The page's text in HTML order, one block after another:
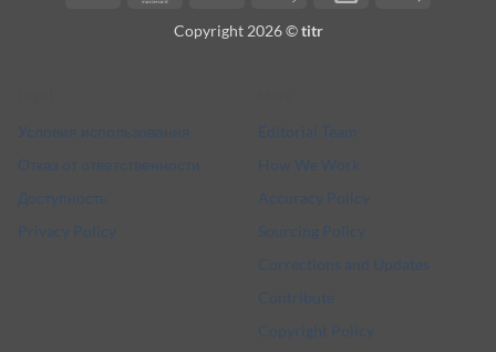
Delivery
Copyright 2026 ©titr
Условия использования
Отказ от ответственности
Доступность
Privacy Policy
Editorial Team
How We Work
Accuracy Policy
Sourcing Policy
Corrections and Updates
Contribute
Copyright Policy